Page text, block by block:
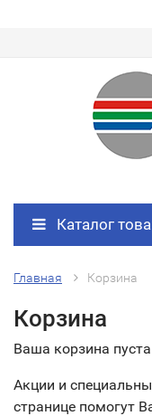
Каталог
Главная Корзина
Корзина
Ваша корзина
Акции и
странице помогут